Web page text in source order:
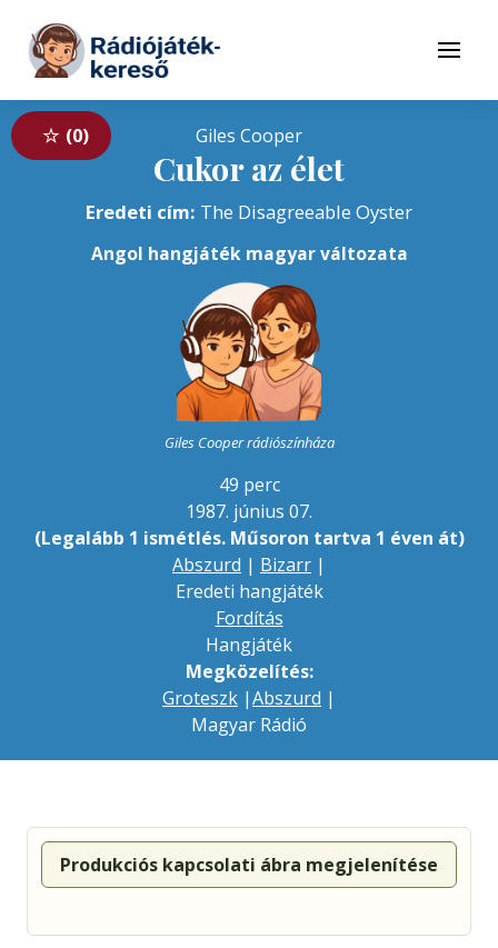
Tovább a tartalomhoz
Menü
0 Giles Cooper
Cukor az élet
Eredeti cím: The Disagreeable Oyster
Angol hangjáték magyar változata
Giles Cooper rádiószínháza
49 perc
1987. június 07.
(Legalább 1 ismétlés. Műsoron tartva 1 éven át)
Abszurd | Bizarr |
Eredeti hangjáték
Fordítás
Hangjáték
Megközelítés:
Groteszk |Abszurd |
Magyar Rádió
Produkciós kapcsolati ábra megjelenítése